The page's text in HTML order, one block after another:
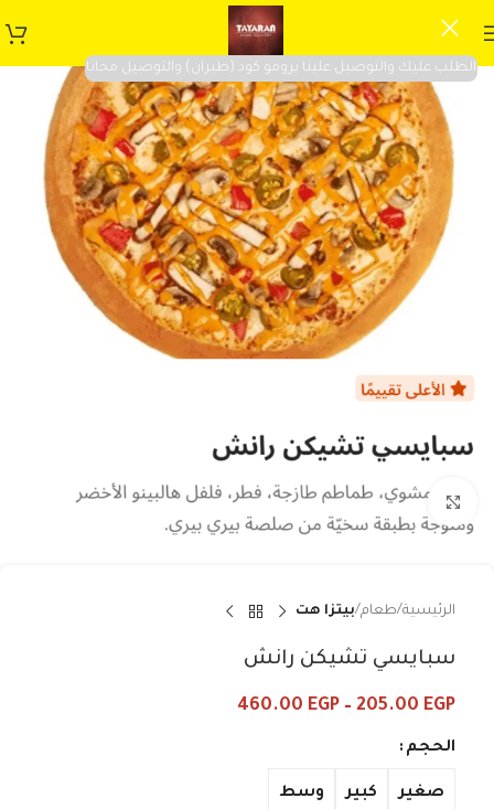
الطلب عليك والتوصيل علينا برومو كود (طيران) والتوصيل مجانا
Click to enlarge
الرئيسية طعام بيتزا هت
سبايسي تشيكن رانش
205.00 EGP
–
460.00 EGP
الحجم
صغير كبير وسط